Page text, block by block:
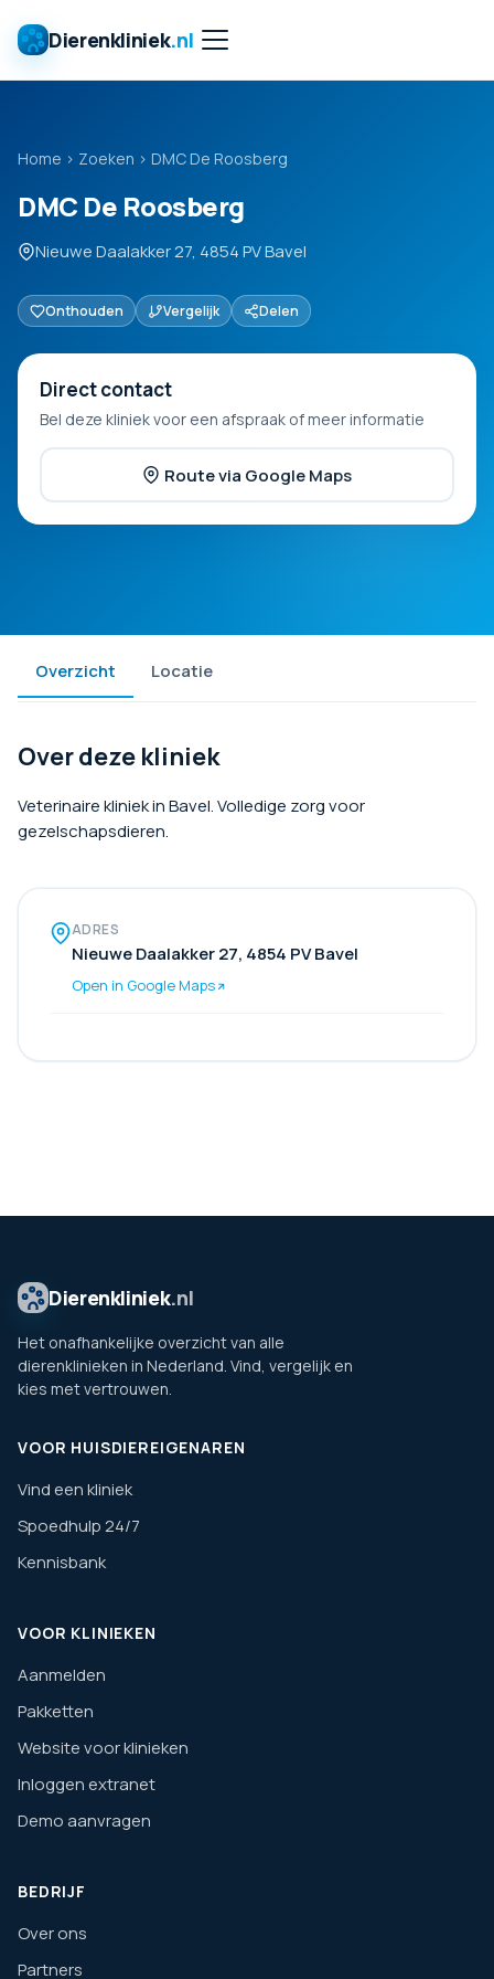
Dierenkliniek.nl
Home › Zoeken › DMC De Roosberg
DMC De Roosberg
Nieuwe Daalakker 27, 4854 PV Bavel
Onthouden Vergelijk Delen
Direct contact
Bel deze kliniek voor een afspraak of meer informatie
Route via Google Maps
Overzicht Locatie
Over deze kliniek
Veterinaire kliniek in Bavel. Volledige zorg voor
gezelschapsdieren.
ADRES
Nieuwe Daalakker 27, 4854 PV Bavel
Open in Google Maps
Dierenkliniek.nl
Het onafhankelijke overzicht van alle
dierenklinieken in Nederland. Vind, vergelijk en
kies met vertrouwen.
VOOR HUISDIEREIGENAREN
Vind een kliniek
Spoedhulp 24/7
Kennisbank
VOOR KLINIEKEN
Aanmelden
Pakketten
Website voor klinieken
Inloggen extranet
Demo aanvragen
BEDRIJF
Over ons
Partners